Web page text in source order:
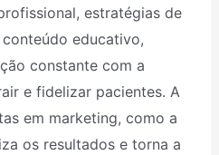
estratégias de
educativo,
constante com a
e fidelizar pacientes. A
em marketing, como a
os resultados e torna a